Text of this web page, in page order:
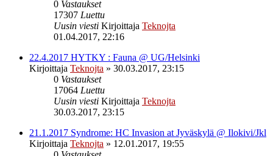
0 Vastaukset
17307 Luettu
Uusin viesti Kirjoittaja Teknojta
01.04.2017, 22:16
22.4.2017 HYTKY : Fauna @ UG/Helsinki
Kirjoittaja Teknojta » 30.03.2017, 23:15
0 Vastaukset
17064 Luettu
Uusin viesti Kirjoittaja Teknojta
30.03.2017, 23:15
21.1.2017 Syndrome: HC Invasion at Jyväskylä @ Ilokivi/Jkl
Kirjoittaja Teknojta » 12.01.2017, 19:55